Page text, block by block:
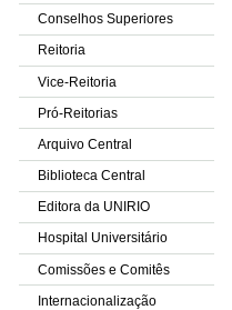
Conselhos Superiores
Reitoria
Vice-Reitoria
Pró-Reitorias
Arquivo Central
Biblioteca Central
Editora da UNIRIO
Hospital Universitário
Comissões e Comitês
Internacionalização